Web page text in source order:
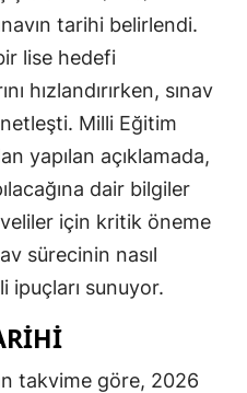
tarihi belirlendi.
lise hedefi
hızlandırırken, sınav
Milli Eğitim
yapılan açıklamada,
dair bilgiler
veliler için kritik öneme
sürecinin nasıl
ipuçları sunuyor.
takvime göre, 2026